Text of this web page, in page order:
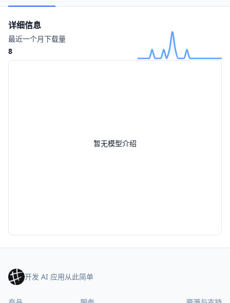
暂无模型介绍
详细信息
最近一个月下载量
8
开发 AI 应用从此简单